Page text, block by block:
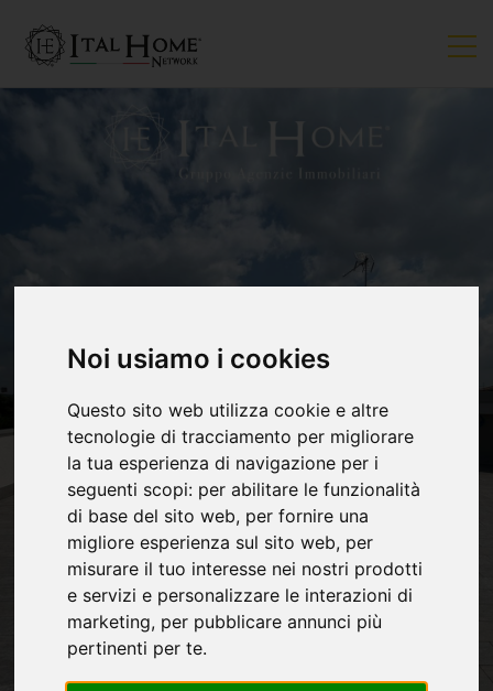
Noi usiamo i cookies
Questo sito web utilizza cookie e altre
tecnologie di tracciamento per migliorare
la tua esperienza di navigazione per i
seguenti scopi: per abilitare le funzionalità
di base del sito web, per fornire una
migliore esperienza sul sito web, per
misurare il tuo interesse nei nostri prodotti
e servizi e personalizzare le interazioni di
marketing, per pubblicare annunci più
pertinenti per te.